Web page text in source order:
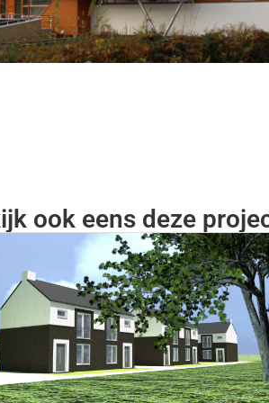
ook eens deze